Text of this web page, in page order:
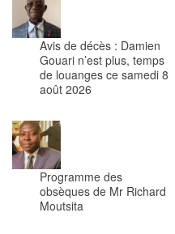
Avis de décès : Damien
Gouari n’est plus, temps
de louanges ce samedi 8
août 2026
Programme des
obsèques de Mr Richard
Moutsita